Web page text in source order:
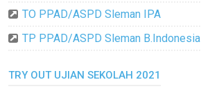
TO PPAD/ASPD Sleman IPA
TP PPAD/ASPD Sleman B.Indonesia
TRY OUT UJIAN SEKOLAH 2021